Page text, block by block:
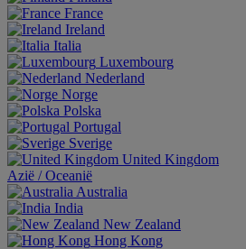
France
Ireland
Italia
Luxembourg
Nederland
Norge
Polska
Portugal
Sverige
United Kingdom
Aziё / Oceaniё
Australia
India
New Zealand
Hong Kong